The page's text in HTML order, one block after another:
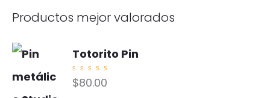
Productos mejor valorados
Totorito Pin
Valorad
o con
5.00
$80.00